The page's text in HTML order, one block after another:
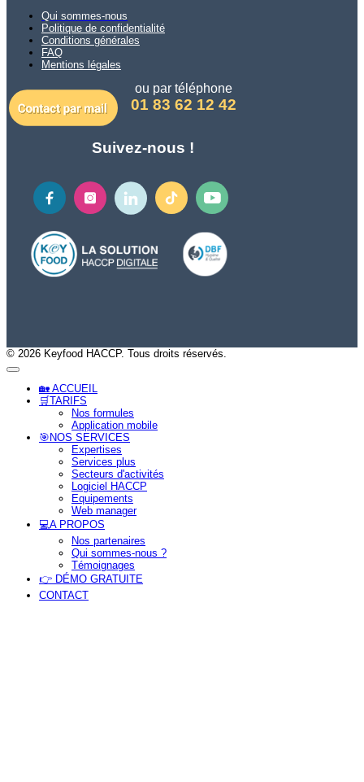
Qui sommes-nous
Politique de confidentialité
Conditions générales
FAQ
Mentions légales
ou par téléphone
01 83 62 12 42
Suivez-nous !
© 2026 Keyfood HACCP. Tous droits réservés.
🏡 ACCUEIL
🛒TARIFS
Nos formules
Application mobile
🎯NOS SERVICES
Expertises
Services plus
Secteurs d'activités
Logiciel HACCP
Equipements
Web manager
💻A PROPOS
Nos partenaires
Qui sommes-nous ?
Témoignages
👉 DÉMO GRATUITE
CONTACT